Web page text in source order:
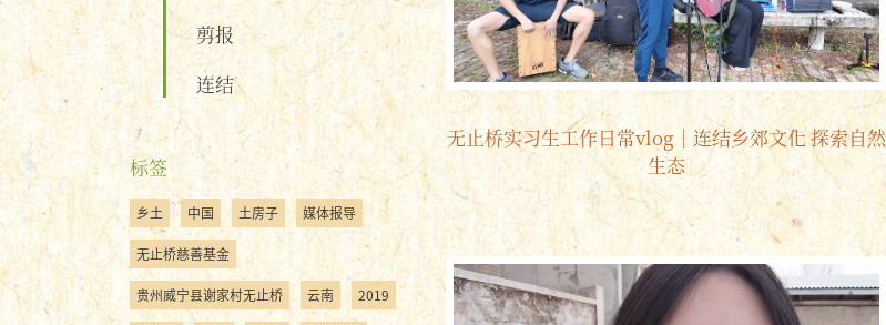
剪报
连结
标签
乡土 中国 土房子 媒体报导
无止桥慈善基金
贵州威宁县谢家村无止桥 云南 2019
无止桥实习生工作日常vlog｜连结乡郊文化 探索自然
生态